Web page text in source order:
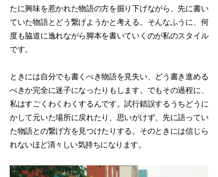
たに興味を惹かれた物語の方を掘り下げながら、先に書い
ていた物語とどう繋げようかと考える。そんなふうに、何
度も脇道に逸れながら脚本を書いていくのが私のスタイル
です。
ときには自分でも書くべき物語を見失い、どう書き進める
べきか完全に迷子になったりもします。でもその過程に、
私はすごくわくわくするんです。試行錯誤するうちどうに
かして元いた場所に戻れたり、思いがけず、先に語ってい
た物語との繋げ方を見つけたりする。そのときには信じら
れないほど清々しい気持ちになります。